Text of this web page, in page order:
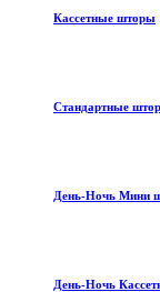
Кассетные шторы
Стандартные
День-Ночь Мини
День-Ночь